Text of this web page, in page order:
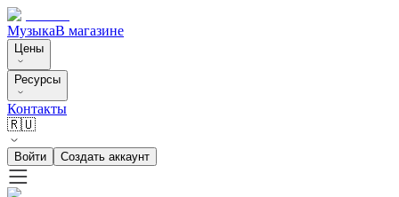
МузыкаВ магазине
Цены
Ресурсы
Контакты
🇷🇺
Войти Создать аккаунт